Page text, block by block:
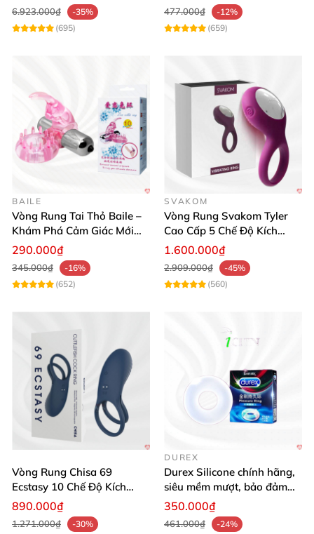
6.923.000₫
-35%
(695)
477.000₫
-12%
(659)
BAILE
Vòng Rung Tai Thỏ Baile –
Khám Phá Cảm Giác Mới
Tăng Khoái Cảm
290.000₫
345.000₫
-16%
(652)
SVAKOM
Vòng Rung Svakom Tyler
Cao Cấp 5 Chế Độ Kích
Thích Điểm G
1.600.000₫
2.909.000₫
-45%
(560)
Vòng Rung Chisa 69
Ecstasy 10 Chế Độ Kích
Thích Cực Khoái
890.000₫
1.271.000₫
-30%
DUREX
Durex Silicone chính hãng,
siêu mềm mượt, bảo đảm
an toàn
350.000₫
461.000₫
-24%